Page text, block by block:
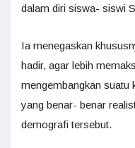
dalam diri siswa- siswi
Ia menegaskan
hadir, agar lebih
mengembangkan suatu
yang benar- benar
demografi tersebut.